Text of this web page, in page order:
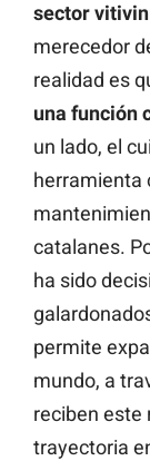
sector
merecedor
realidad es
una función
un lado, el
herramienta
catalanes.
ha sido
permite
mundo, a
reciben este
trayectoria